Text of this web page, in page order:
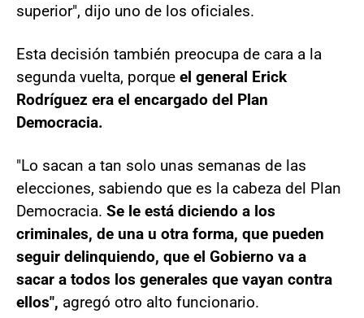
superior", dijo uno de los oficiales.
Esta decisión también preocupa de cara a la
segunda vuelta, porque el general Erick
Rodríguez era el encargado del Plan
Democracia.
"Lo sacan a tan solo unas semanas de las
elecciones, sabiendo que es la cabeza del Plan
Democracia. Se le está diciendo a los
criminales, de una u otra forma, que pueden
seguir delinquiendo, que el Gobierno va a
sacar a todos los generales que vayan contra
ellos", agregó otro alto funcionario.